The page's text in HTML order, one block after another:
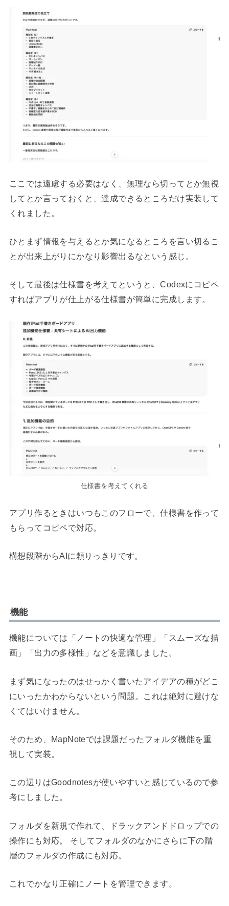
ここでは遠慮する必要はなく、無理なら切ってとか無視
してとか言っておくと、達成できるところだけ実装して
くれました。
ひとまず情報を与えるとか気になるところを言い切るこ
とが出来上がりにかなり影響出るなという感じ。
そして最後は仕様書を考えてというと、Codexにコピペ
すればアプリが仕上がる仕様書が簡単に完成します。
仕様書を考えてくれる
アプリ作るときはいつもこのフローで、仕様書を作って
もらってコピペで対応。
構想段階からAIに頼りっきりです。
機能
機能については「ノートの快適な管理」「スムーズな描
画」「出力の多様性」などを意識しました。
まず気になったのはせっかく書いたアイデアの種がどこ
にいったかわからないという問題。これは絶対に避けな
くてはいけません。
そのため、MapNoteでは課題だったフォルダ機能を重
視して実装。
この辺りはGoodnotesが使いやすいと感じているので参
考にしました。
フォルダを新規で作れて、ドラックアンドドロップでの
操作にも対応。 そしてフォルダのなかにさらに下の階
層のフォルダの作成にも対応。
これでかなり正確にノートを管理できます。